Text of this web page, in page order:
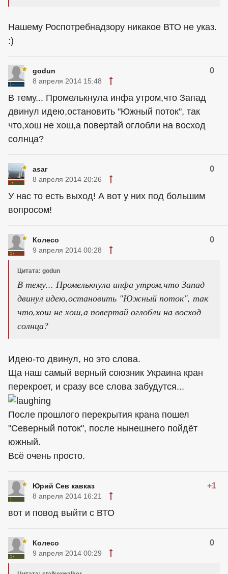
Нашему Роспотребнадзору никакое ВТО не указ.
:)
godun 0
8 апреля 2014 15:48
В тему... Промелькнула инфа утром,что Запад
двинул идею,остановить "Южный поток", так
что,хош не хош,а повертай оглобли на восход
солнца?
asar 0
8 апреля 2014 20:26
У нас то есть выход! А вот у них под большим
вопросом!
Колесо 0
9 апреля 2014 00:28
Цитата: godun
В тему... Промелькнула инфа утром,что Запад
двинул идею,остановить "Южный поток", так
что,хош не хош,а повертай оглобли на восход
солнца?
Идею-то двинул, но это слова.
Ща наш самый верный союзник Украина кран
перекроет, и сразу все слова забудутся...
После прошлого перекрытия крана пошел
"Северный поток", после нынешнего пойдёт
южный.
Всё очень просто.
Юрий Сев кавказ +1
8 апреля 2014 16:21
вот и повод выйти с ВТО
Колесо 0
9 апреля 2014 00:29